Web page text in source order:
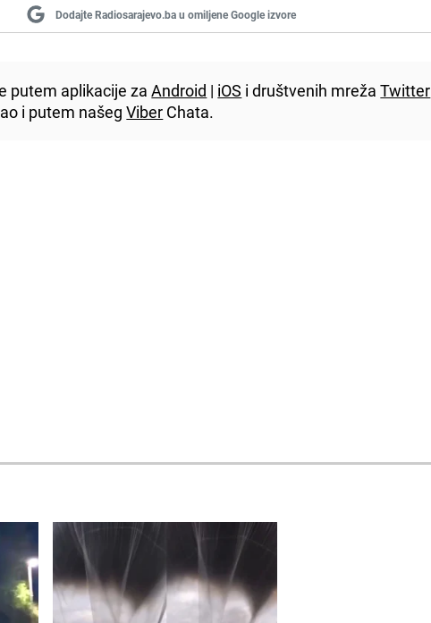
Dodajte Radiosarajevo.ba u omiljene Google izvore
putem aplikacije zaAndroid | iOS i društvenih mrežaTwitter
i putem našegViber Chata.